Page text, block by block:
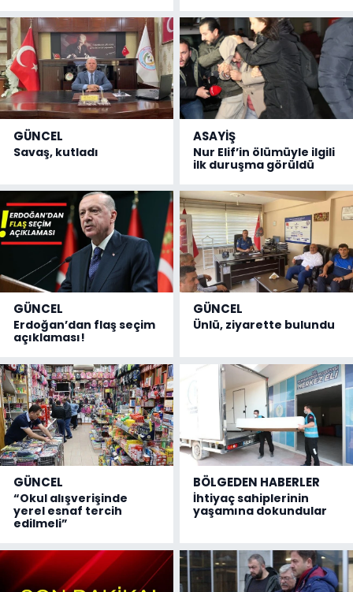
GÜNCEL
Savaş, kutladı
ASAYİŞ
Nur Elif’in ölümüyle ilgili
ilk duruşma görüldü
GÜNCEL
Erdoğan’dan flaş seçim
açıklaması!
GÜNCEL
Ünlü, ziyarette bulundu
GÜNCEL
“Okul alışverişinde
yerel esnaf tercih
edilmeli”
BÖLGEDEN HABERLER
İhtiyaç sahiplerinin
yaşamına dokundular